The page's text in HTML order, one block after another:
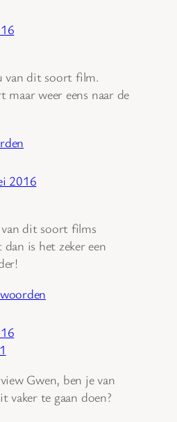
van dit soort film.
maar weer eens naar de
2016
dit soort films
is het zeker een
Gwen, ben je van
vaker te gaan doen?